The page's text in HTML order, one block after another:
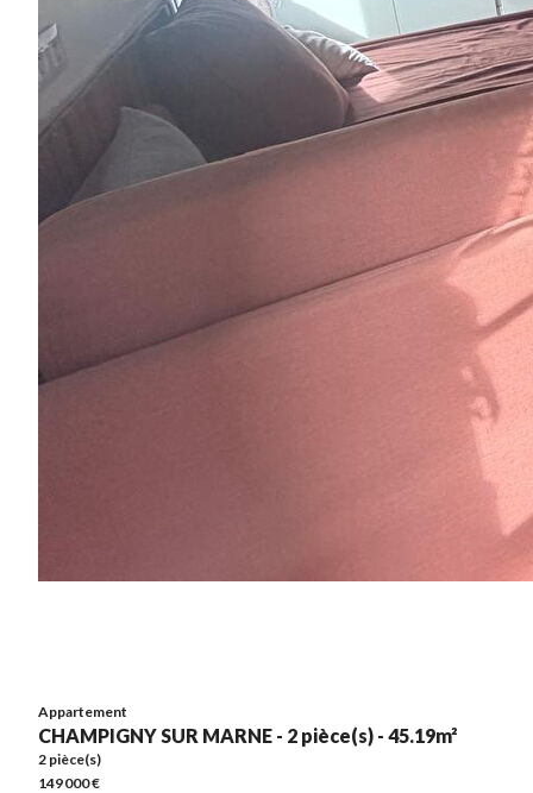
Appartement
CHAMPIGNY SUR MARNE - 2 pièce(s) - 45.19m²
2 pièce(s)
149 000 €